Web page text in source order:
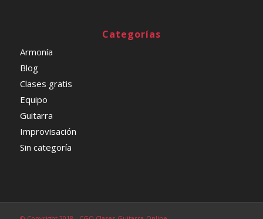
Categorías
Armonía
Blog
Clases gratis
Equipo
Guitarra
Improvisación
Sin categoría